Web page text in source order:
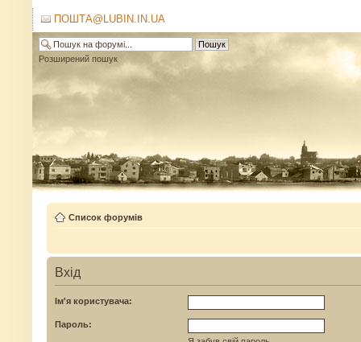
ПОШТА@LUBIN.IN.UA
Розширений пошук
Список форумів
Вхід
Ім'я користувача:
Пароль: